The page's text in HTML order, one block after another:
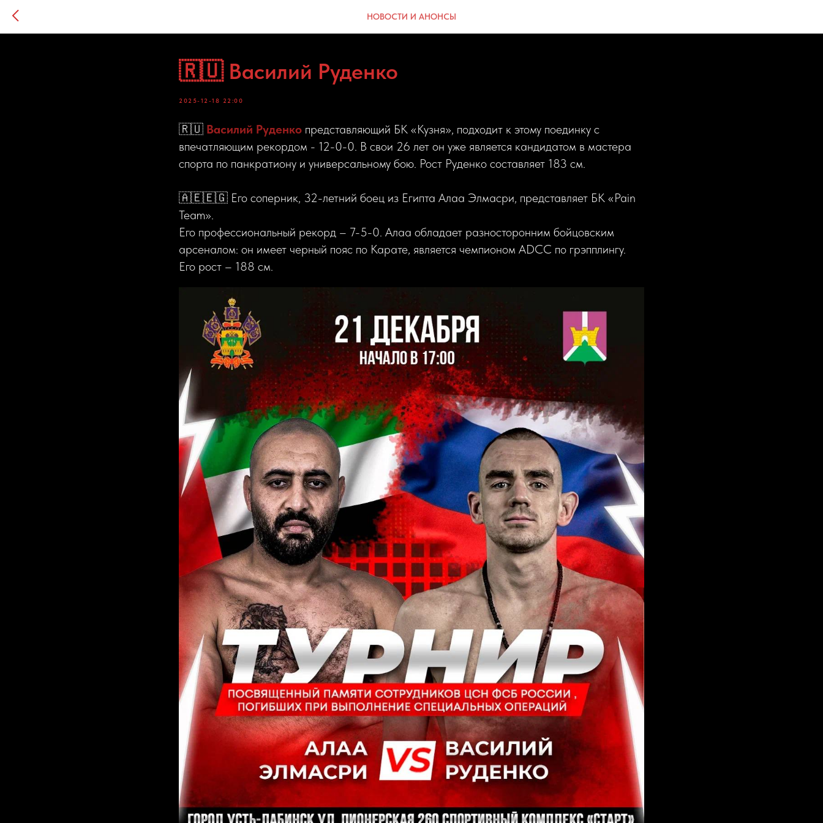
НОВОСТИ И АНОНСЫ
🇷🇺 Василий Руденко
2025-12-18 22:00
🇷🇺 Василий Руденко представляющий БК «Кузня», подходит к этому поединку с
впечатляющим рекордом - 12-0-0. В свои 26 лет он уже является кандидатом в мастера
спорта по панкратиону и универсальному бою. Рост Руденко составляет 183 см.
🇦🇪🇪🇬 Его соперник, 32-летний боец из Египта Алаа Элмасри, представляет БК «Pain
Team».
Его профессиональный рекорд – 7-5-0. Алаа обладает разносторонним бойцовским
арсеналом: он имеет черный пояс по Карате, является чемпионом ADCC по грэпплингу.
Его рост – 188 см.